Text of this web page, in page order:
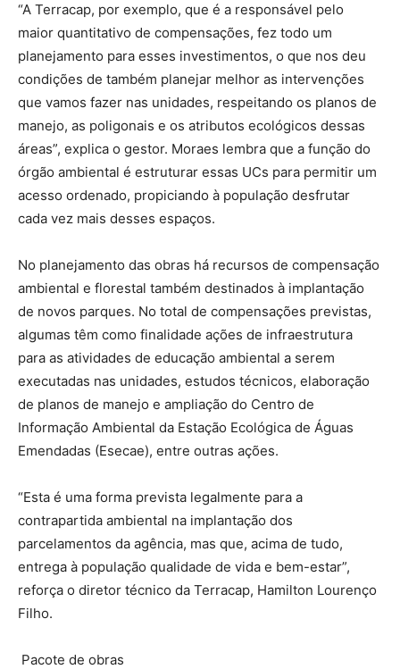
“A Terracap, por exemplo, que é a responsável pelo
maior quantitativo de compensações, fez todo um
planejamento para esses investimentos, o que nos deu
condições de também planejar melhor as intervenções
que vamos fazer nas unidades, respeitando os planos de
manejo, as poligonais e os atributos ecológicos dessas
áreas”, explica o gestor. Moraes lembra que a função do
órgão ambiental é estruturar essas UCs para permitir um
acesso ordenado, propiciando à população desfrutar
cada vez mais desses espaços.
No planejamento das obras há recursos de compensação
ambiental e florestal também destinados à implantação
de novos parques. No total de compensações previstas,
algumas têm como finalidade ações de infraestrutura
para as atividades de educação ambiental a serem
executadas nas unidades, estudos técnicos, elaboração
de planos de manejo e ampliação do Centro de
Informação Ambiental da Estação Ecológica de Águas
Emendadas (Esecae), entre outras ações.
“Esta é uma forma prevista legalmente para a
contrapartida ambiental na implantação dos
parcelamentos da agência, mas que, acima de tudo,
entrega à população qualidade de vida e bem-estar”,
reforça o diretor técnico da Terracap, Hamilton Lourenço
Filho.
Pacote de obras